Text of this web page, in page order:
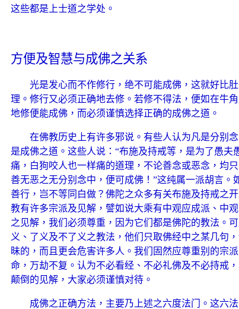
这些都是上士道之学处。
方便及智慧与成佛之关系
光是发心而不作修行，绝不可能成佛，这就好比
理。修行又必须正确地去修。若修不得法，便如在牛
地修便能成佛，而必须谨慎选择正确的成佛之道。
在佛教历史上有许多邪说。有些人认为凡是分别
是成佛之道。这些人说：“布施及持戒等，是为了愚
痛，白狗咬人也一样痛的道理，不论善念或恶念，均
善无恶之无分别念中，便可成佛！”这纯属一派胡言
善行，岂不等同白做？佛陀之众多有关布施及持戒之
教有许多宗派及见解，譬如说大乘有中观应成派、中
之见解，我们必须尊重，因为它们都是佛陀的教法。
义、了义及不了义之教法，他们只取佛经中之某几句
昧的，而且更会危害许多人。我们固然应尊重别的宗
命，万劫不复。认为不必看经、不必礼佛及不必持戒
颠倒的见解，大家必须谨慎对待。
成佛之正确方法，主要乃上述之六度法门。这六